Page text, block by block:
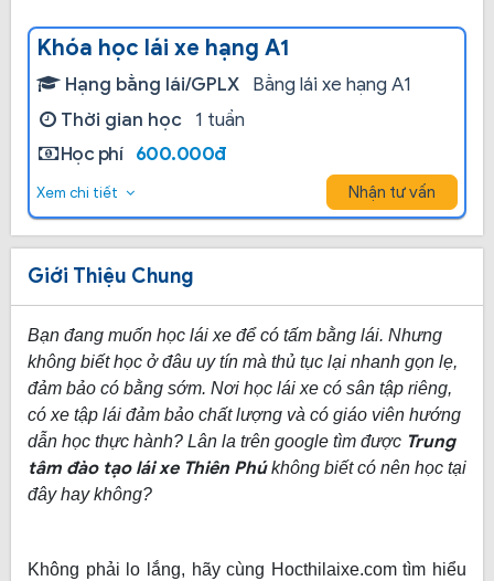
Khóa học lái xe hạng A1
Hạng bằng lái/GPLX
Bằng lái xe hạng A1
Thời gian học
1 tuần
Học phí
600.000đ
Xem chi tiết Nhận tư vấn
Giới Thiệu Chung
Bạn đang muốn học lái xe để có tấm bằng lái. Nhưng
không biết học ở đâu uy tín mà thủ tục lại nhanh gọn lẹ,
đảm bảo có bằng sớm. Nơi học lái xe có sân tập riêng,
có xe tập lái đảm bảo chất lượng và có giáo viên hướng
dẫn học thực hành? Lân la trên google tìm được Trung
tâm đào tạo lái xe Thiên Phúkhông biết có nên học tại
đây hay không?
Không phải lo lắng, hãy cùng Hocthilaixe.com tìm hiểu